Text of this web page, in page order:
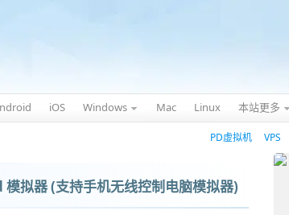
iOS Windows Mac Linux 本站更多
PD虚拟机 VPS
拟器 (支持手机无线控制电脑模拟器)